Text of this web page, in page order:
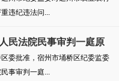
违纪违法问...
民法院民事审判一庭原
委批准，宿州市埇桥区纪委监委
事审判一庭...